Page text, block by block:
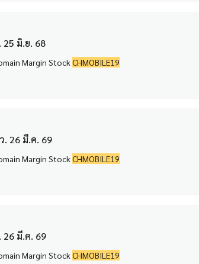
มิ.ย. 68
Stock CHINA 13,266 Securities Domain Margin StockCHMOBILE19
26 มี.ค. 69
Stock CHINA 25,015 Securities Domain Margin StockCHMOBILE19
มี.ค. 69
Stock CHINA 25,015 Securities Domain Margin StockCHMOBILE19